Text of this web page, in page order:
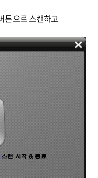
튼으로 스캔하고